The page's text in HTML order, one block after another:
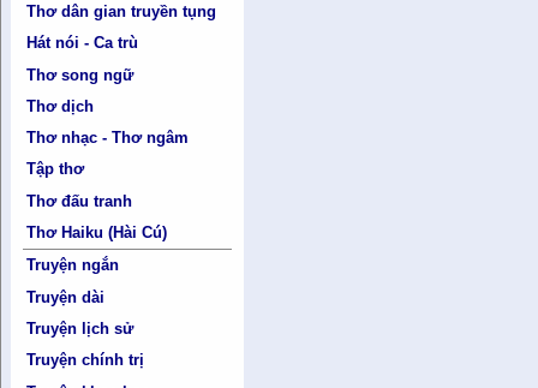
Thơ dân gian truyền tụng
Hát nói - Ca trù
Thơ song ngữ
Thơ dịch
Thơ nhạc - Thơ ngâm
Tập thơ
Thơ đấu tranh
Thơ Haiku (Hài Cú)
Truyện ngắn
Truyện dài
Truyện lịch sử
Truyện chính trị